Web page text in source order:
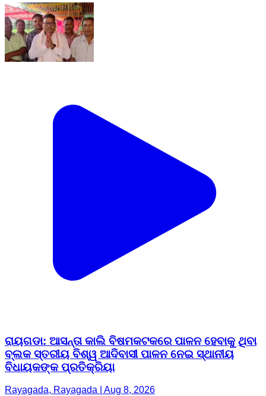
ରାୟଗଡା: ଆସନ୍ତା କାଲି ବିଷମକଟକରେ ପାଳନ ହେବାକୁ ଥିବା
ବ୍ଲକ ସ୍ତରୀୟ ବିଶ୍ୱ ଆଦିବାସୀ ପାଳନ ନେଇ ସ୍ଥାନୀୟ
ବିଧାୟକଙ୍କ ପ୍ରତିକ୍ରିୟା
Rayagada, Rayagada | Aug 8, 2026